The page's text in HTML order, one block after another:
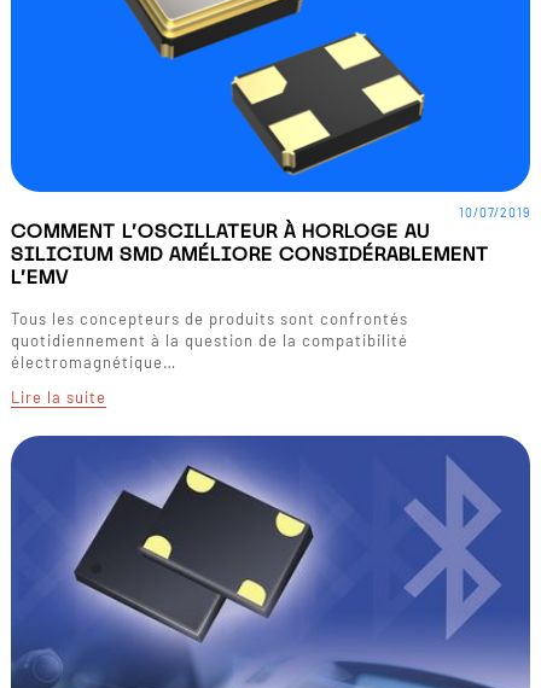
COMMENT L'OSCILLATEUR À HORLOGE AU
SILICIUM SMD AMÉLIORE CONSIDÉRABLEMENT
L'EMV
Tous les concepteurs de produits sont confrontés
quotidiennement à la question de la compatibilité
électromagnétique…
Lire la suite
10/07/2019